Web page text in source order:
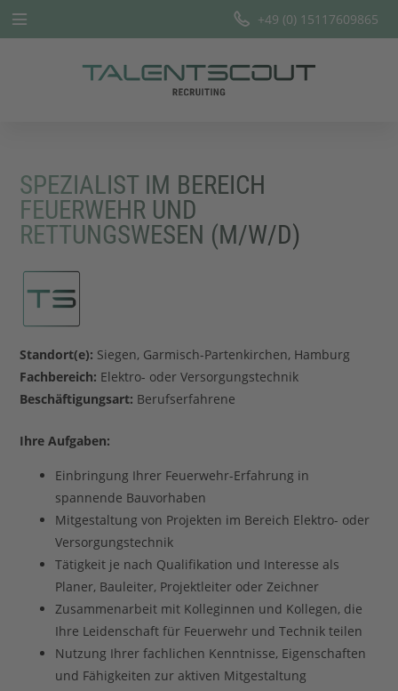
Team
Offene Stellen
Blog
+49 (0) 15117609865
SPEZIALIST IM BEREICH
FEUERWEHR UND
RETTUNGSWESEN (M/W/D)
Standort(e): Siegen, Garmisch-Partenkirchen, Hamburg
Fachbereich: Elektro- oder Versorgungstechnik
Beschäftigungsart: Berufserfahrene
Ihre Aufgaben:
Einbringung Ihrer Feuerwehr-Erfahrung in
spannende Bauvorhaben
Mitgestaltung von Projekten im Bereich Elektro- oder
Versorgungstechnik
Tätigkeit je nach Qualifikation und Interesse als
Planer, Bauleiter, Projektleiter oder Zeichner
Zusammenarbeit mit Kolleginnen und Kollegen, die
Ihre Leidenschaft für Feuerwehr und Technik teilen
Nutzung Ihrer fachlichen Kenntnisse, Eigenschaften
und Fähigkeiten zur aktiven Mitgestaltung